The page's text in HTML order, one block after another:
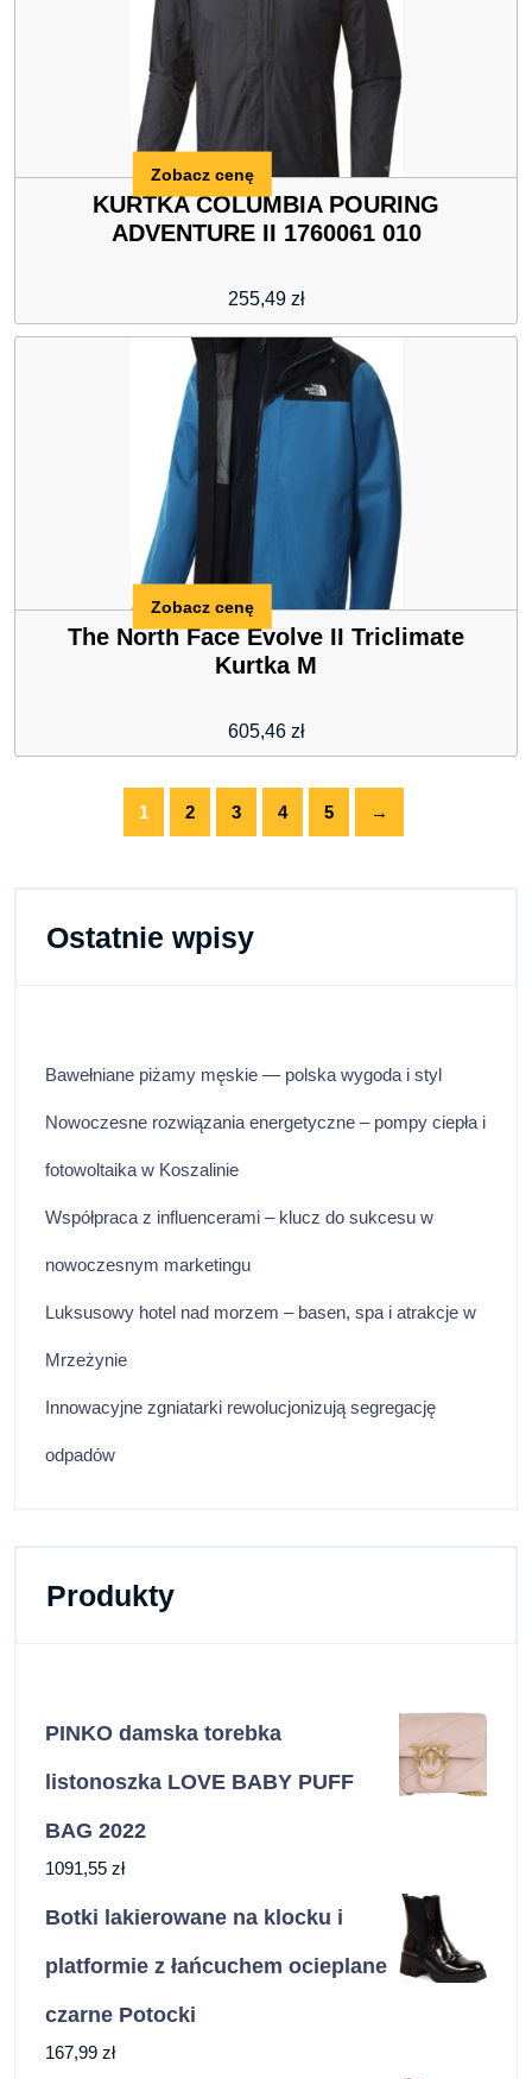
KURTKA COLUMBIA POURING
ADVENTURE II 1760061 010
255,49 zł
Zobacz cenę
The North Face Evolve II Triclimate
Kurtka M
605,46 zł
Zobacz cenę
1 2 3 4 5 →
Ostatnie wpisy
Bawełniane piżamy męskie — polska wygoda i styl
Nowoczesne rozwiązania energetyczne – pompy ciepła i
fotowoltaika w Koszalinie
Współpraca z influencerami – klucz do sukcesu w
nowoczesnym marketingu
Luksusowy hotel nad morzem – basen, spa i atrakcje w
Mrzeżynie
Innowacyjne zgniatarki rewolucjonizują segregację
odpadów
Produkty
PINKO damska torebka
listonoszka LOVE BABY PUFF
BAG 2022
1091,55 zł
Botki lakierowane na klocku i
platformie z łańcuchem ocieplane
czarne Potocki
167,99 zł